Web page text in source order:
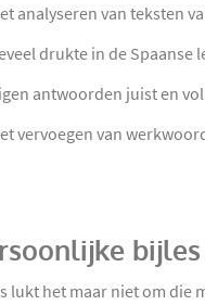
analyseren van teksten
drukte in de Spaanse
antwoorden juist en
vervoegen van
lukt het maar niet om die